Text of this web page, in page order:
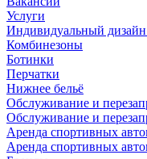
Услуги
Индивидуальный
Комбинезоны
Ботинки
Перчатки
Нижнее бельё
Обслуживание и
Обслуживание и
Аренда спортивных
Аренда спортивных